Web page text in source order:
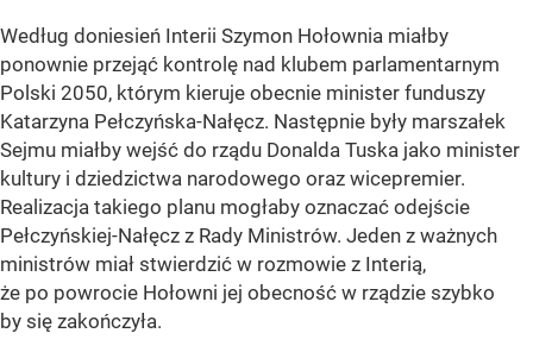
Według doniesień Interii Szymon Hołownia miałby
ponownie przejąć kontrolę nad klubem parlamentarnym
Polski 2050, którym kieruje obecnie minister funduszy
Katarzyna Pełczyńska-Nałęcz. Następnie były marszałek
Sejmu miałby wejść do rządu Donalda Tuska jako minister
kultury i dziedzictwa narodowego oraz wicepremier.
Realizacja takiego planu mogłaby oznaczać odejście
Pełczyńskiej-Nałęcz z Rady Ministrów. Jeden z ważnych
ministrów miał stwierdzić w rozmowie z Interią,
że po powrocie Hołowni jej obecność w rządzie szybko
by się zakończyła.